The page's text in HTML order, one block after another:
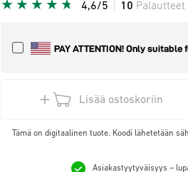
4,6/5 10 Palautteet
Lisää ostoskoriin
Tämä on digitaalinen tuote. Koodi lähetetään
Asiakastyytyväisyys –